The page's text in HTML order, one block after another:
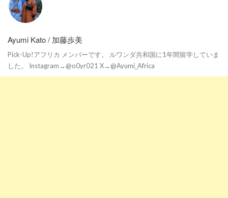
Ayumi Kato / 加藤歩美
Pick-Up!アフリカ メンバーです。 ルワンダ共和国に1年間留学していま
した。 Instagram→@o0yr021 X→@Ayumi_Africa